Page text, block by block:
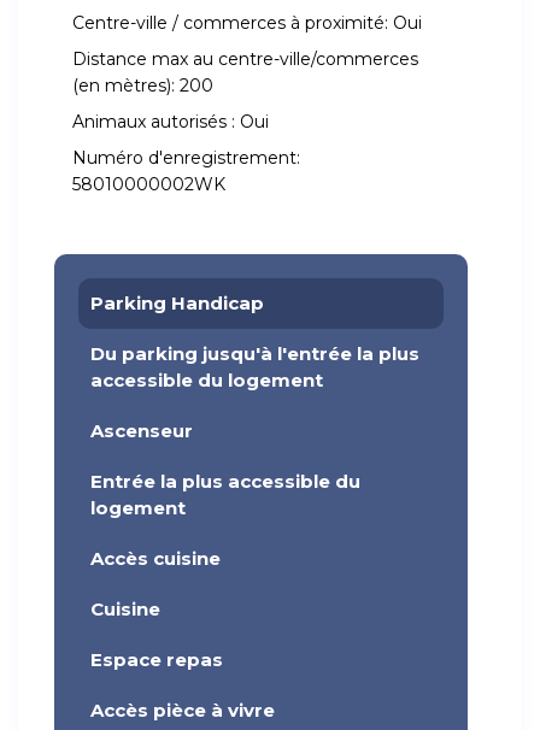
Centre-ville / commerces à proximité: Oui
Distance max au centre-ville/commerces
(en mètres): 200
Animaux autorisés : Oui
Numéro d'enregistrement:
58010000002WK
Parking Handicap
Du parking jusqu'à l'entrée la plus
accessible du logement
Ascenseur
Entrée la plus accessible du
logement
Accès cuisine
Cuisine
Espace repas
Accès pièce à vivre